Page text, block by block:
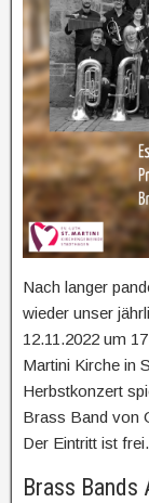
Nach langer
wieder unser
12.11.2022 um
Martini Kirche in
Herbstkonzert
Brass Band von
Der Eintritt ist frei.
Brass Bands